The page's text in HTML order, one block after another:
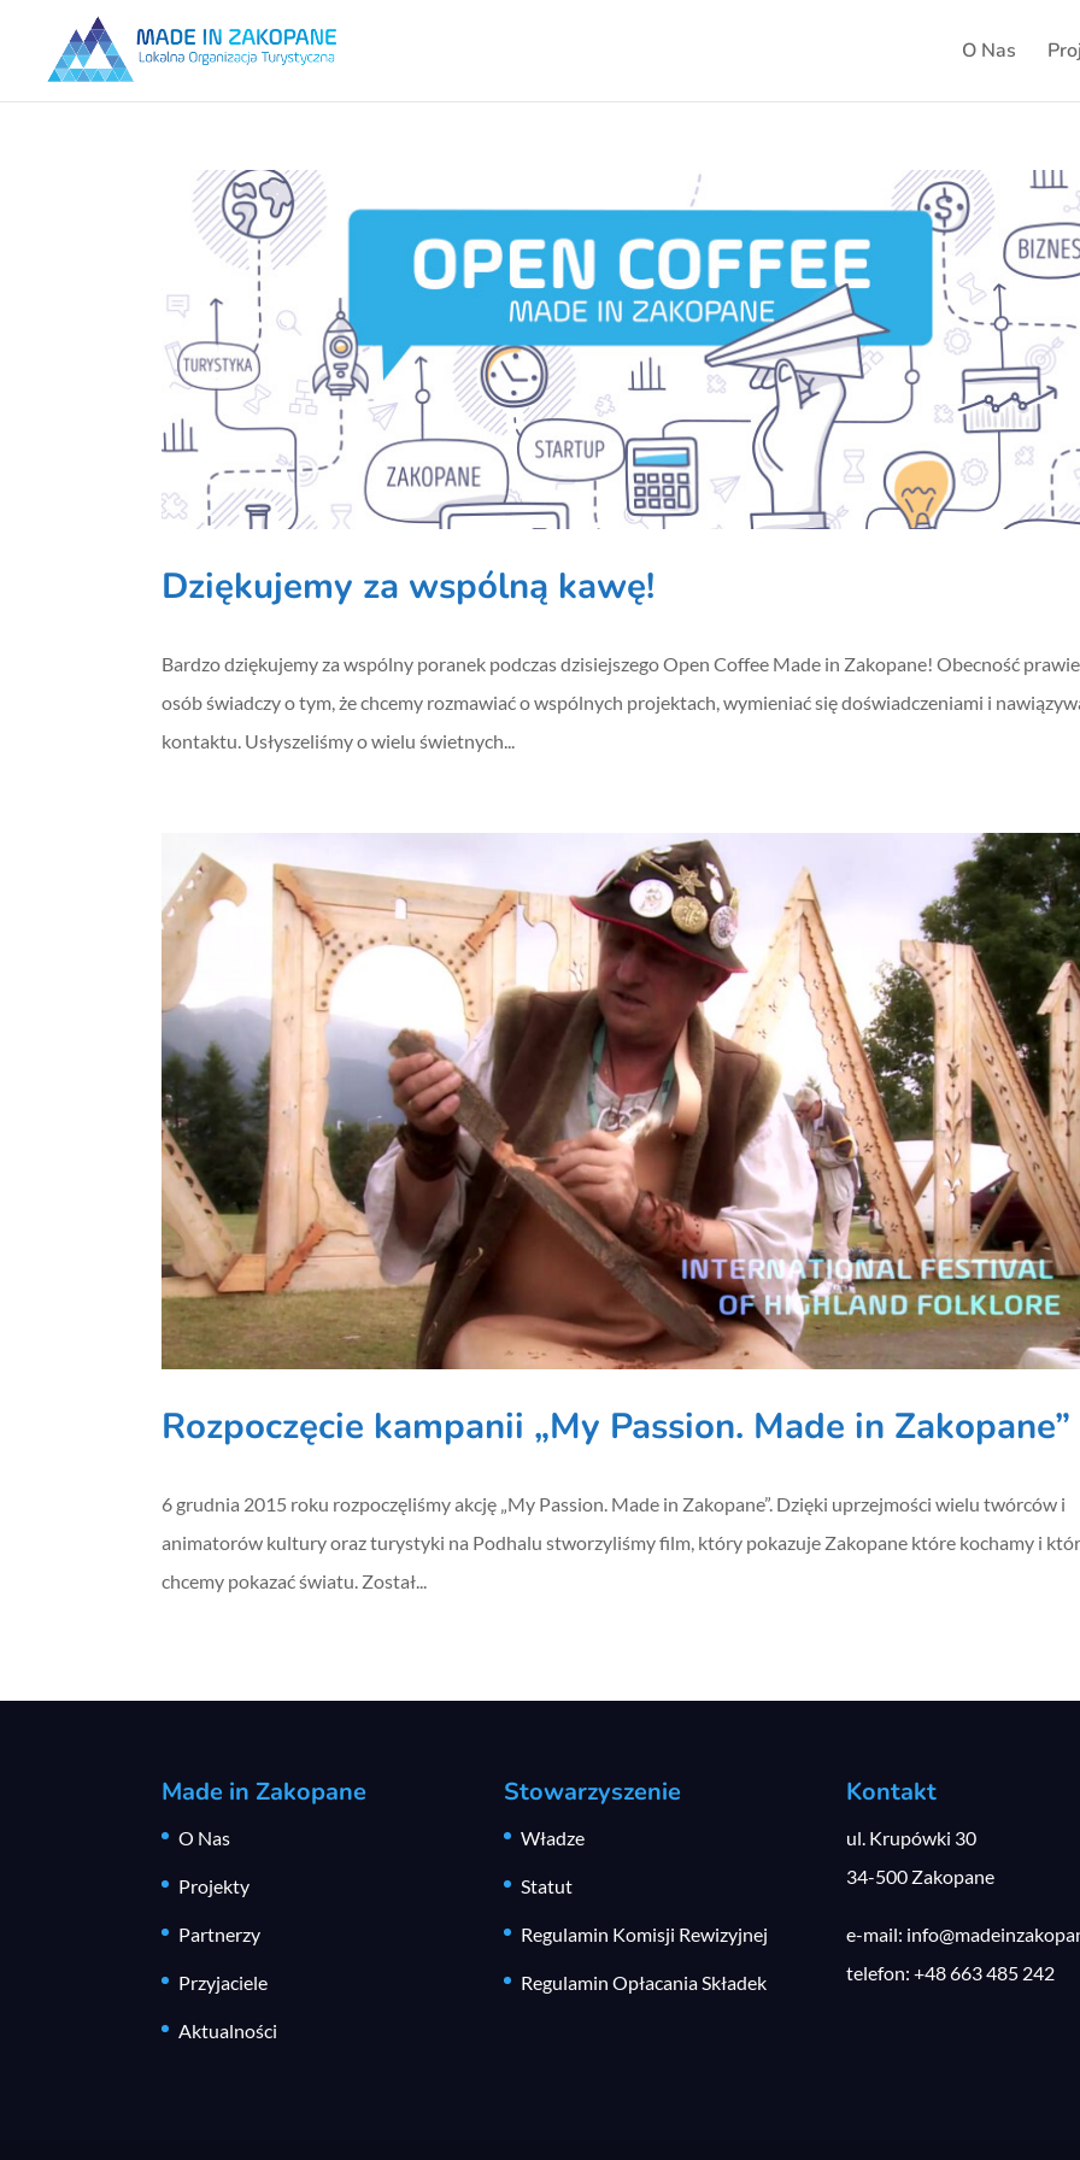
O Nas
Dziękujemy za wspólną kawę!
Bardzo dziękujemy za wspólny poranek podczas dzisiejszego Open Coffee Made in Zakopane! Obecność
osób świadczy o tym, że chcemy rozmawiać o wspólnych projektach, wymieniać się doświadczeniami i
kontaktu. Usłyszeliśmy o wielu świetnych...
Rozpoczęcie kampanii „My Passion. Made in Zakopane”
6 grudnia 2015 roku rozpoczęliśmy akcję „My Passion. Made in Zakopane”. Dzięki uprzejmości wielu twórców i
animatorów kultury oraz turystyki na Podhalu stworzyliśmy film, który pokazuje Zakopane które kochamy i
chcemy pokazać światu. Został...
Made in Zakopane
O Nas
Projekty
Partnerzy
Przyjaciele
Aktualności
Stowarzyszenie
Władze
Statut
Regulamin Komisji Rewizyjnej
Regulamin Opłacania Składek
Kontakt
ul. Krupówki 30
34-500 Zakopane
e-mail:
telefon: +48 663 485 242